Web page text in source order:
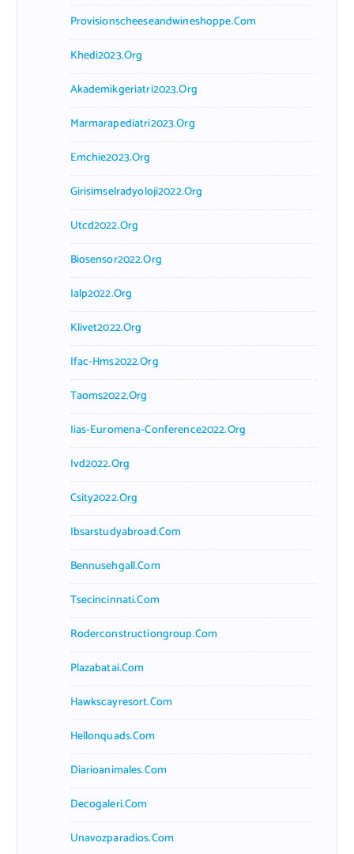
Provisionscheeseandwineshoppe.com
Khedi2023.org
Akademikgeriatri2023.org
Marmarapediatri2023.org
Emchie2023.org
Girisimselradyoloji2022.org
Utcd2022.org
Biosensor2022.org
Ialp2022.org
Klivet2022.org
Ifac-Hms2022.org
Taoms2022.org
Iias-Euromena-Conference2022.org
Ivd2022.org
Csity2022.org
Ibsarstudyabroad.com
Bennusehgall.com
Tsecincinnati.com
Roderconstructiongroup.com
Plazabatai.com
Hawkscayresort.com
Hellonquads.com
Diarioanimales.com
Decogaleri.com
Unavozparadios.com